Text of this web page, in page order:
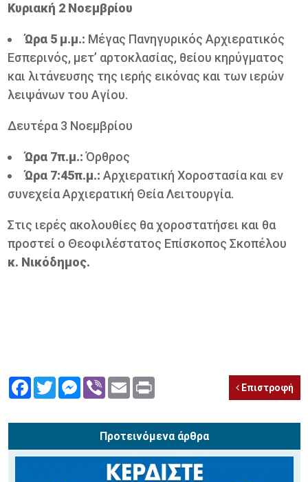
Κυριακή 2 Νοεμβρίου
Ώρα 5 μ.μ.: Μέγας Πανηγυρικός Αρχιερατικός
Εσπερινός, μετ’ αρτοκλασίας, θείου κηρύγματος
και λιτάνευσης της ιερής εικόνας και των ιερών
λειψάνων του Αγίου.
Δευτέρα 3 Νοεμβρίου
Ώρα 7π.μ.:Όρθρος
Ώρα 7:45π.μ.: Αρχιερατική Χοροστασία και εν
συνεχεία Αρχιερατική Θεία Λειτουργία.
Στις ιερές ακολουθίες θα χοροστατήσει και θα
προστεί ο Θεοφιλέστατος Επίσκοπος Σκοπέλου
κ. Νικόδημος.
FacebookTwitterMessenger
Viber Email Επιστροφή
Προτεινόμενα άρθρα